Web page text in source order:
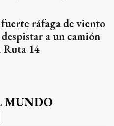
ráfaga de viento
a un camión
Ruta 14
MUNDO